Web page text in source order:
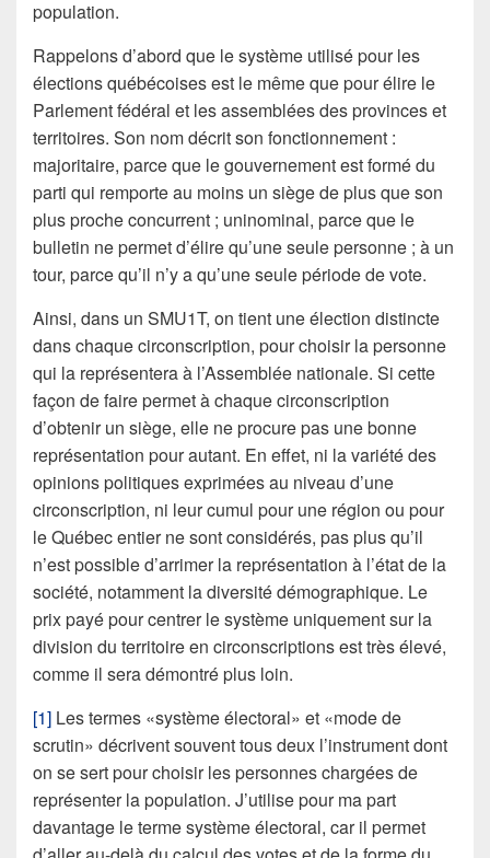
population.
Rappelons d’abord que le système utilisé pour les
élections québécoises est le même que pour élire le
Parlement fédéral et les assemblées des provinces et
territoires. Son nom décrit son fonctionnement :
majoritaire, parce que le gouvernement est formé du
parti qui remporte au moins un siège de plus que son
plus proche concurrent ; uninominal, parce que le
bulletin ne permet d’élire qu’une seule personne ; à un
tour, parce qu’il n’y a qu’une seule période de vote.
Ainsi, dans un SMU1T, on tient une élection distincte
dans chaque circonscription, pour choisir la personne
qui la représentera à l’Assemblée nationale. Si cette
façon de faire permet à chaque circonscription
d’obtenir un siège, elle ne procure pas une bonne
représentation pour autant. En effet, ni la variété des
opinions politiques exprimées au niveau d’une
circonscription, ni leur cumul pour une région ou pour
le Québec entier ne sont considérés, pas plus qu’il
n’est possible d’arrimer la représentation à l’état de la
société, notamment la diversité démographique. Le
prix payé pour centrer le système uniquement sur la
division du territoire en circonscriptions est très élevé,
comme il sera démontré plus loin.
[1] Les termes «système électoral» et «mode de
scrutin» décrivent souvent tous deux l’instrument dont
on se sert pour choisir les personnes chargées de
représenter la population. J’utilise pour ma part
davantage le terme système électoral, car il permet